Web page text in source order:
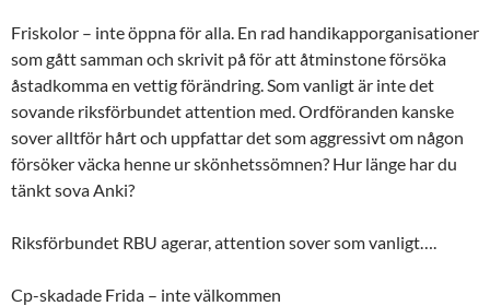
Friskolor – inte öppna för alla. En rad handikapporganisationer
som gått samman och skrivit på för att åtminstone försöka
åstadkomma en vettig förändring. Som vanligt är inte det
sovande riksförbundet attention med. Ordföranden kanske
sover alltför hårt och uppfattar det som aggressivt om någon
försöker väcka henne ur skönhetssömnen? Hur länge har du
tänkt sova Anki?
Riksförbundet RBU agerar, attention sover som vanligt….
Cp-skadade Frida – inte välkommen